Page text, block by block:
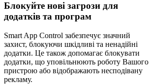
Блокуйте нові загрози для
додатків та програм
Smart App Control забезпечує значний
захист, блокуючи шкідливі та ненадійні
додатки. Це також допомагає блокувати
додатки, що уповільнюють роботу Вашого
пристрою або відображають несподівану
рекламу.